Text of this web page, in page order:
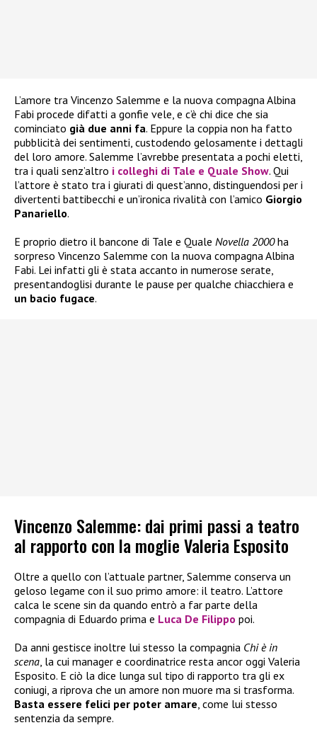
L’amore tra Vincenzo Salemme e la nuova compagna Albina
Fabi procede difatti a gonfie vele, e c’è chi dice che sia
cominciato già due anni fa. Eppure la coppia non ha fatto
pubblicità dei sentimenti, custodendo gelosamente i dettagli
del loro amore. Salemme l’avrebbe presentata a pochi eletti,
tra i quali senz’altro i colleghi di Tale e Quale Show. Qui
l’attore è stato tra i giurati di quest’anno, distinguendosi per i
divertenti battibecchi e un’ironica rivalità con l’amico Giorgio
Panariello.
E proprio dietro il bancone di Tale e Quale Novella 2000ha
sorpreso Vincenzo Salemme con la nuova compagna Albina
Fabi. Lei infatti gli è stata accanto in numerose serate,
presentandoglisi durante le pause per qualche chiacchiera e
un bacio fugace.
Vincenzo Salemme: dai primi passi a teatro
al rapporto con la moglie Valeria Esposito
Oltre a quello con l’attuale partner, Salemme conserva un
geloso legame con il suo primo amore: il teatro. L’attore
calca le scene sin da quando entrò a far parte della
compagnia di Eduardo prima e Luca De Filippo poi.
Da anni gestisce inoltre lui stesso la compagnia Chi è in
scena , la cui manager e coordinatrice resta ancor oggi Valeria
Esposito. E ciò la dice lunga sul tipo di rapporto tra gli ex
coniugi, a riprova che un amore non muore ma si trasforma.
Basta essere felici per poter amare , come lui stesso
sentenzia da sempre.